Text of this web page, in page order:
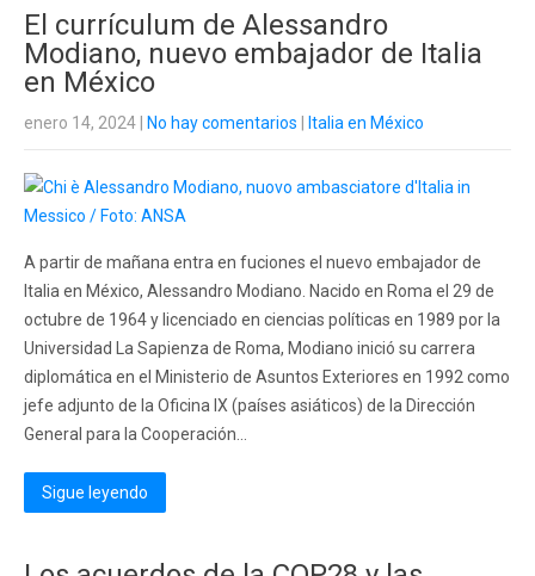
El currículum de Alessandro
Modiano, nuevo embajador de Italia
en México
enero 14, 2024 No hay comentarios Italia en México
A partir de mañana entra en fuciones el nuevo embajador de
Italia en México, Alessandro Modiano. Nacido en Roma el 29 de
octubre de 1964 y licenciado en ciencias políticas en 1989 por la
Universidad La Sapienza de Roma, Modiano inició su carrera
diplomática en el Ministerio de Asuntos Exteriores en 1992 como
jefe adjunto de la Oficina IX (países asiáticos) de la Dirección
General para la Cooperación...
Sigue leyendo